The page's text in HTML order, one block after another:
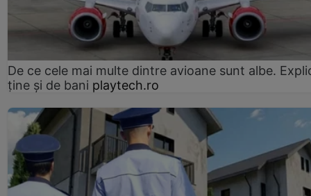
De ce cele mai multe dintre avioane sunt albe.
ține și de bani playtech.ro